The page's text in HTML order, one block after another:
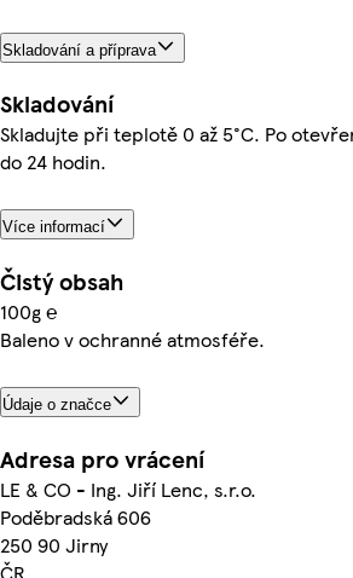
Skladování a příprava
Skladování
Skladujte při teplotě 0 až 5°C. Po
do 24 hodin.
Více informací
Čistý obsah
100g ℮
Baleno v ochranné atmosféře.
Údaje o značce
Adresa pro vrácení
LE & CO - Ing. Jiří Lenc, s.r.o.
Poděbradská 606
250 90 Jirny